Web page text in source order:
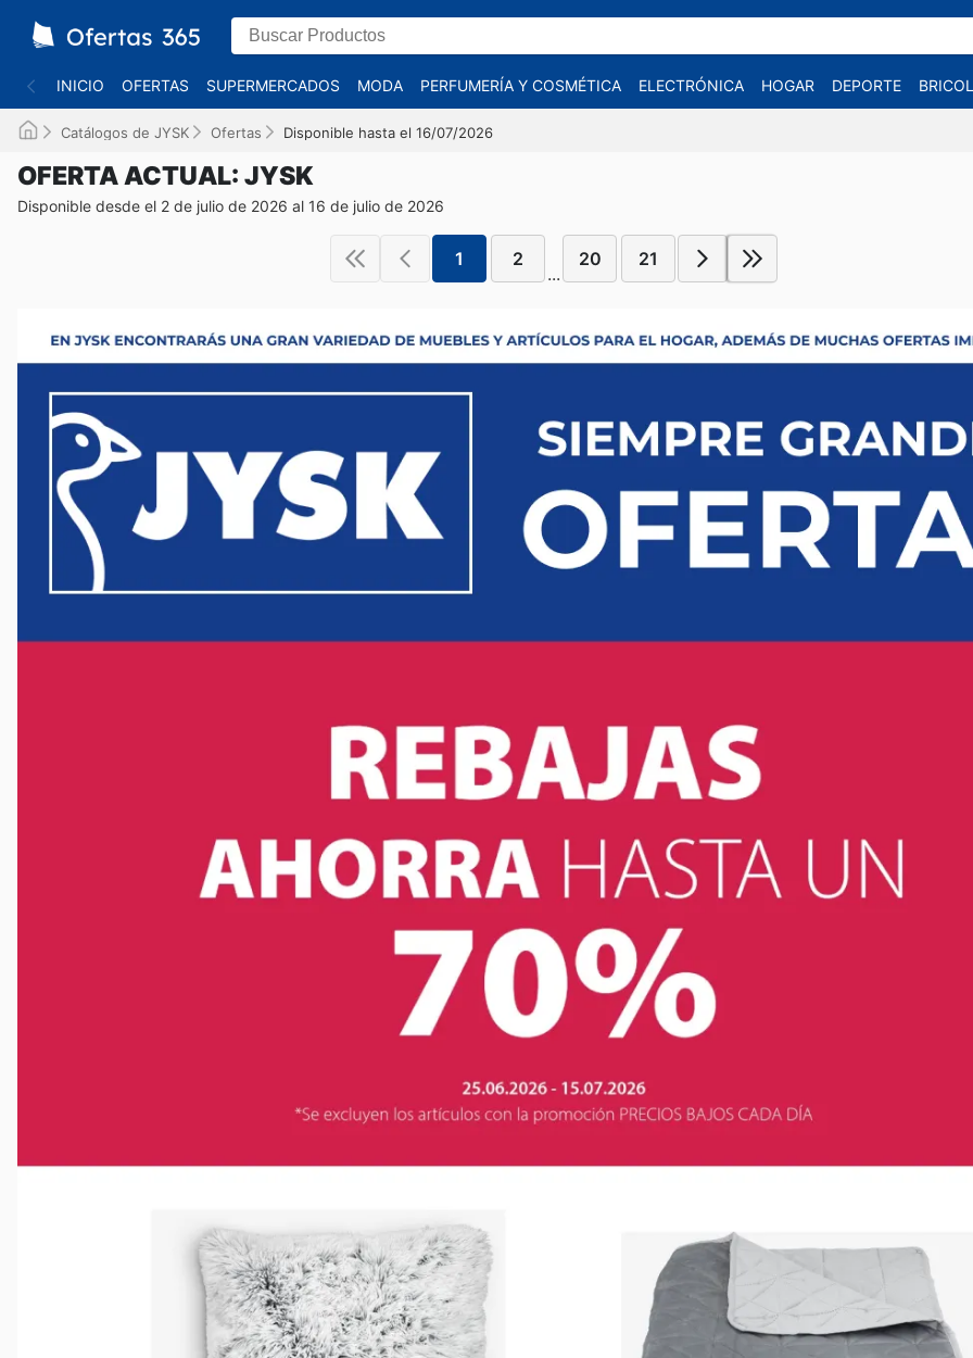
INICIO OFERTAS SUPERMERCADOS MODA PERFUMERÍA Y COSMÉTICA ELECTRÓNICA HOGAR DEPORTE
Catálogos de JYSK Ofertas Disponible hasta el 16/07/2026
OFERTA ACTUAL: JYSK
Disponible desde el 2 de julio de 2026 al 16 de julio de 2026
1 2
...
20 21